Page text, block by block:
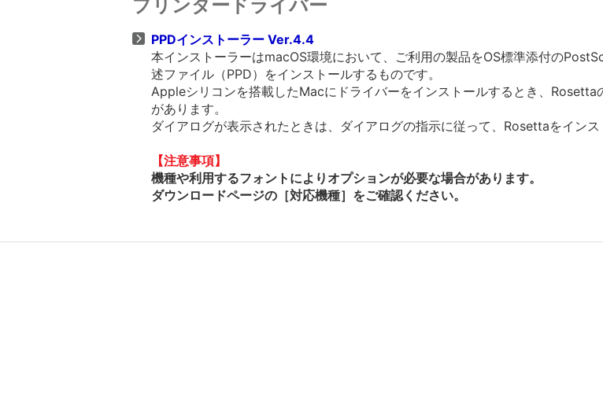
プリンタードライバー
PPDインストーラー Ver.4.4
本インストーラーはmacOS環境において、ご利用の製品をOS標準添付の
述ファイル（PPD）をインストールするものです。
Appleシリコンを搭載したMacにドライバーをインストールするとき、
があります。
ダイアログが表示されたときは、ダイアログの指示に従って、Rosettaをインス
【注意事項】
機種や利用するフォントによりオプションが必要な場合があります。
ダウンロードページの［対応機種］をご確認ください。